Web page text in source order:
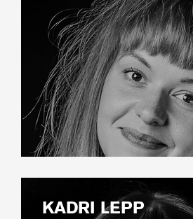
KADRI LEPP